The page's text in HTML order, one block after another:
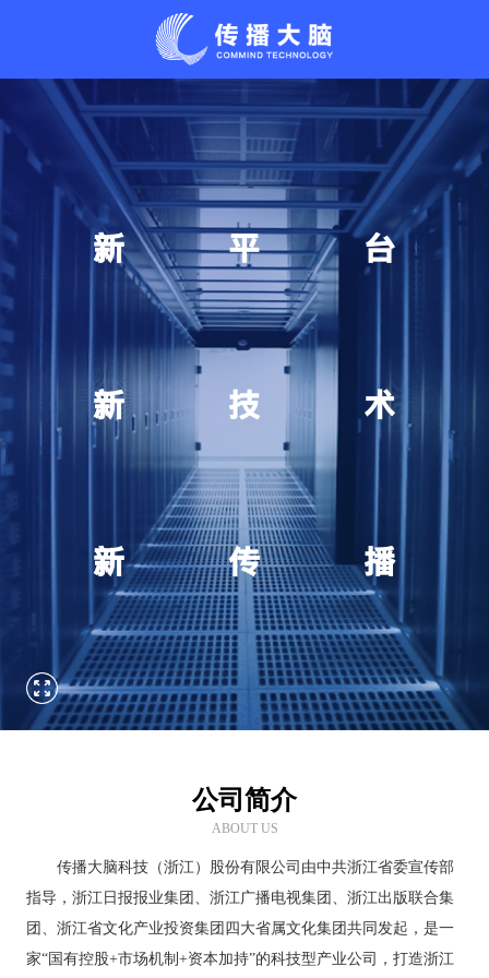
公司简介
ABOUT US
传播大脑科技（浙江）股份有限公司由中共浙江省委宣传部
指导，浙江日报报业集团、浙江广播电视集团、浙江出版联合集
团、浙江省文化产业投资集团四大省属文化集团共同发起，是一
家“国有控股+市场机制+资本加持”的科技型产业公司，打造浙江